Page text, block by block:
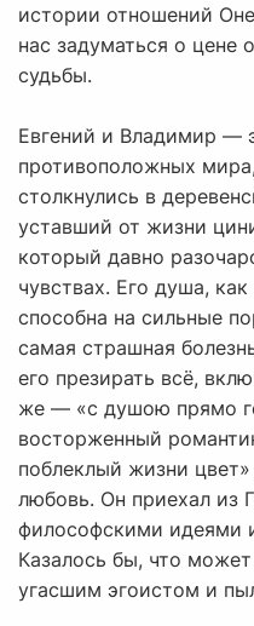
истории отношений
нас задуматься о цене
судьбы.
Евгений и Владимир —
противоположных
столкнулись в
уставший от жизни
который давно
чувствах. Его душа,
способна на сильные
самая страшная
его презирать всё,
же — «с душою прямо
восторженный
поблеклый жизни
любовь. Он приехал из
философскими идеями
Казалось бы, что
угасшим эгоистом и